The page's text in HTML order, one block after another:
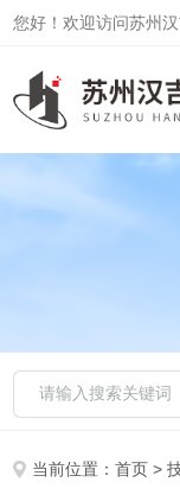
您好！欢迎访问苏州
当前位置：首页 >